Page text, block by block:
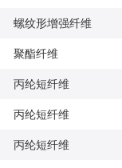
螺纹形增强纤维
聚酯纤维
丙纶短纤维
丙纶短纤维
丙纶短纤维